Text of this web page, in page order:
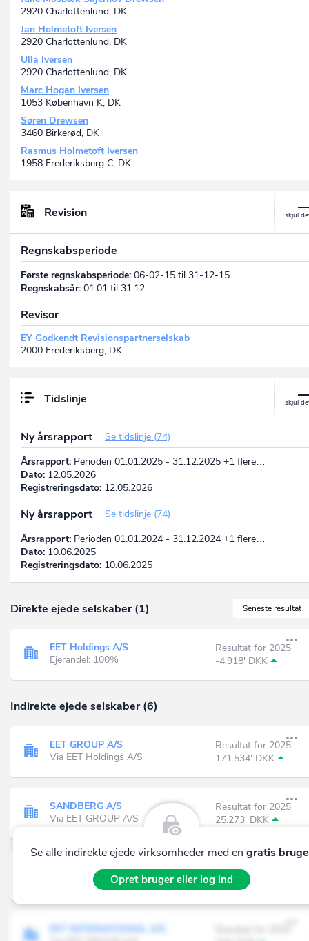
2920 Charlottenlund, DK
Jan Holmetoft Iversen
2920 Charlottenlund, DK
Ulla Iversen
2920 Charlottenlund, DK
Marc Hogan Iversen
1053 København K, DK
Søren Drewsen
3460 Birkerød, DK
Rasmus Holmetoft Iversen
1958 Frederiksberg C, DK
Revision
Regnskabsperiode
Første regnskabsperiode: 06-02-15 til 31-12-15
Regnskabsår: 01.01 til 31.12
Revisor
EY Godkendt Revisionspartnerselskab
2000 Frederiksberg, DK
Tidslinje
Ny årsrapport
Se tidslinje (74)
Årsrapport: Perioden 01.01.2025 - 31.12.2025 +1 flere…
Dato: 12.05.2026
Registreringsdato: 12.05.2026
Ny årsrapport
Se tidslinje (74)
Årsrapport: Perioden 01.01.2024 - 31.12.2024 +1 flere…
Dato: 10.06.2025
Registreringsdato: 10.06.2025
Seneste resultat
Direkte ejede selskaber (1)
EET Holdings A/S
Ejerandel: 100%
Resultat for 2025
-4.918' DKK
Indirekte ejede selskaber (6)
EET GROUP A/S
Via EET Holdings A/S
Resultat for 2025
171.534' DKK
SANDBERG A/S
Via EET GROUP A/S
Resultat for 2025
25.273' DKK
EET Danmark A/S
Via EET GROUP A/S
Resultat for 2025
-10.318' DKK
EET INTERNATIONAL A/S
Se alle indirekte ejede virksomhedermed en gratis
Opret bruger eller log ind